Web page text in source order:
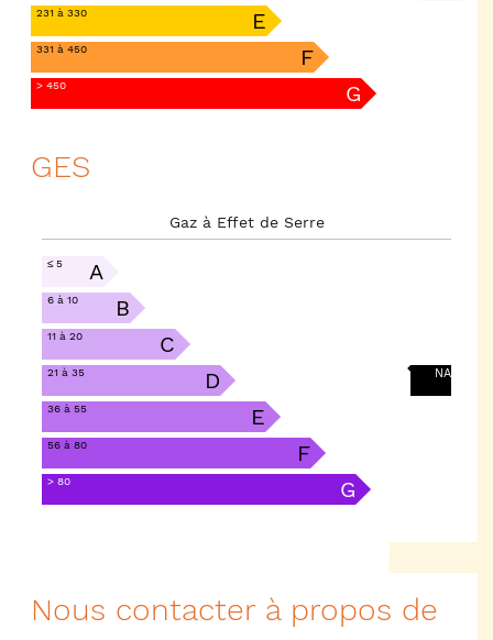
231 à 330 E
331 à 450 F
> 450 G
GES
Gaz à Effet de Serre
≤ 5 A
6 à 10 B
11 à 20 C
NA
21 à 35 D
36 à 55 E
56 à 80 F
> 80 G
Nous contacter à propos de